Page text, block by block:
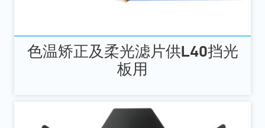
色温矫正及柔光滤片供L40挡光
板用